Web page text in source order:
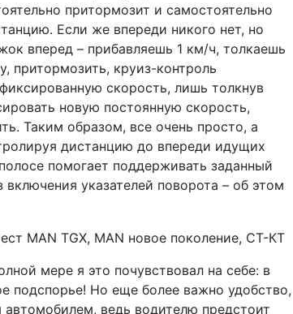
притормозит и самостоятельно
Если же впереди никого нет, но
вперед – прибавляешь 1 км/ч, толкаешь
притормозить, круиз-контроль
скорость, лишь толкнув
новую постоянную скорость,
Таким образом, все очень просто, а
дистанцию до впереди идущих
помогает поддерживать заданный
указателей поворота – об этом
мере я это почувствовал на себе: в
подспорье! Но еще более важно удобство,
автомобилем, ведь водителю предстоит